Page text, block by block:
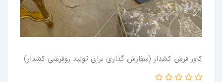
کاور فرش کشدار (سفارش گذاری برای تولید روفرشی کشدار)